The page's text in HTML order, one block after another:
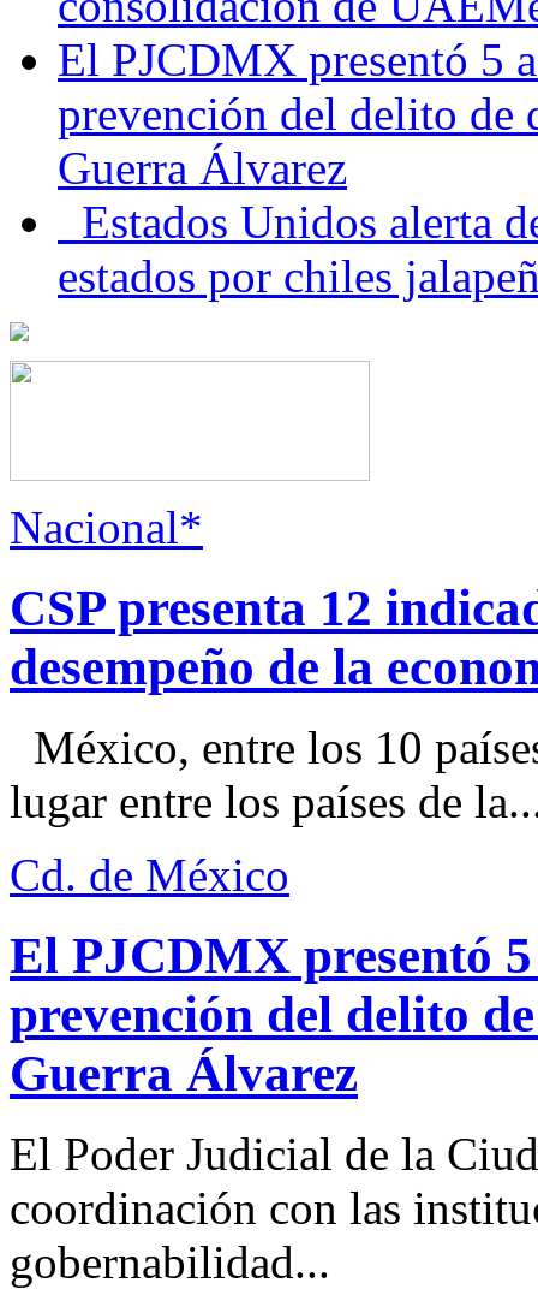
El PJCDMX presentó 5
prevención del delito de
Guerra Álvarez
Estados Unidos alerta
estados por chiles
Nacional*
CSP presenta 12
desempeño de la
México, entre los 10
lugar entre los países de
Cd. de México
El PJCDMX presentó
prevención del delito
Guerra Álvarez
El Poder Judicial de la
coordinación con las
gobernabilidad...